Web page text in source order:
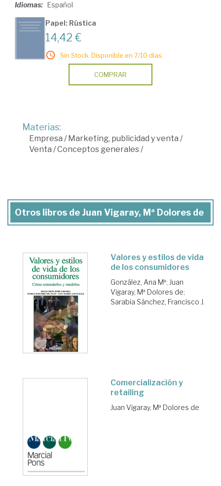
Idiomas: Español
Papel: Rústica
14,42 €
Sin Stock. Disponible en 7/10 días.
COMPRAR
Materias:
Empresa /Marketing, publicidad y venta /
Venta /Conceptos generales/
Otros libros de Juan Vigaray, Mª Dolores de
Valores y estilos de vida
de los consumidores
González, Ana Mª; Juan
Vigaray, Mª Dolores de;
Sarabia Sánchez, Francisco J.
Comercialización y
retailing
Juan Vigaray, Mª Dolores de